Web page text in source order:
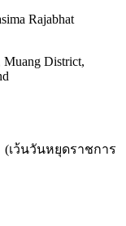
Rajabhat
Muang District,
(เว้นวันหยุดราชการ